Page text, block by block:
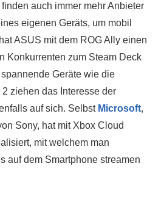
auch immer mehr Anbieter
eigenen Geräts, um mobil
ASUS mit dem ROG Ally einen
Konkurrenten zum Steam Deck
Geräte wie die
ziehen das Interesse der
auf sich. Selbst Microsoft,
Sony, hat mit Xbox Cloud
mit welchem man
auf dem Smartphone streamen